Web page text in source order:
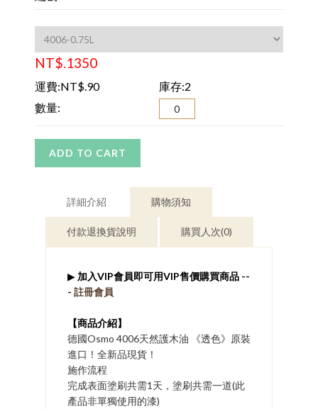
NT$.1350
運費:NT$.90
庫存:2
數量:
ADD TO CART
詳細介紹 購物須知
付款退換貨說明 購買人次(0)
▶ 加入VIP會員即可用VIP售價購買商品 --
- 註冊會員
​【商品介紹】
德國Osmo 4006天然護木油 《透色》原裝
進口！全新品現貨！
施作流程
完成表面塗刷共需1天，塗刷共需一道(此
產品非單獨使用的漆)